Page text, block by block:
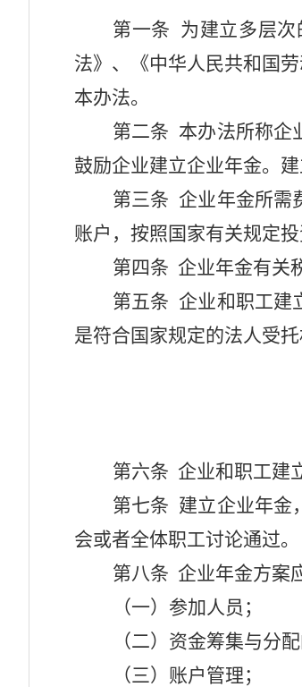
第一条 为建立多层
法》、《中华人民共和国
本办法。
第二条 本办法所称企
鼓励企业建立企业年金。
第三条 企业年金所需
账户，按照国家有关规定
第四条 企业年金有关
第五条 企业和职工建
是符合国家规定的法人受
第六条 企业和职工建
第七条 建立企业年金
会或者全体职工讨论通过。
第八条 企业年金方案
（一）参加人员；
（二）资金筹集与分
（三）账户管理；